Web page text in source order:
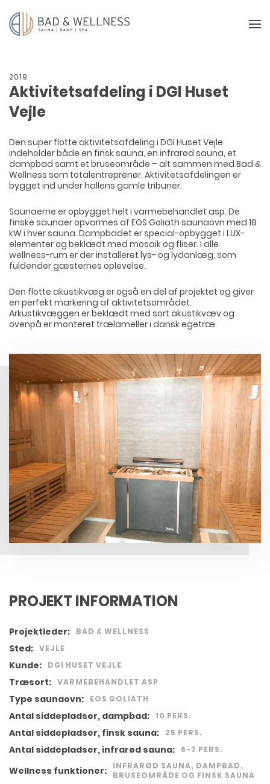
2019
Aktivitetsafdeling i DGI Huset
Vejle
Den super flotte aktivitetsafdeling i DGI Huset Vejle
indeholder både en finsk sauna, en infrarød sauna, et
dampbad samt et bruseområde – alt sammen med Bad &
Wellness som totalentreprenør. Aktivitetsafdelingen er
bygget ind under hallens gamle tribuner.
Saunaerne er opbygget helt i varmebehandlet asp. De
finske saunaer opvarmes af EOS Goliath saunaovn med 18
kW i hver sauna. Dampbadet er special-opbygget i LUX-
elementer og beklædt med mosaik og fliser. I alle
wellness-rum er der installeret lys- og lydanlæg, som
fuldender gæsternes oplevelse.
Den flotte akustikvæg er også en del af projektet og giver
en perfekt markering af aktivitetsområdet.
Arkustikvæggen er beklædt med sort akustikvæv og
ovenpå er monteret trælameller i dansk egetræ.
PROJEKT INFORMATION
Projektleder: BAD & WELLNESS
Sted: VEJLE
Kunde: DGI HUSET VEJLE
Træsort: VARMEBEHANDLET ASP
Type saunaovn: EOS GOLIATH
Antal siddepladser, dampbad: 10 PERS.
Antal siddepladser, finsk sauna: 25 PERS.
Antal siddepladser, infrarød sauna: 6-7 PERS.
Wellness funktioner:
INFRARØD SAUNA, DAMPBAD,
BRUSEOMRÅDE OG FINSK SAUNA